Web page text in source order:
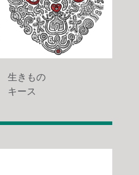
生きもの
キース